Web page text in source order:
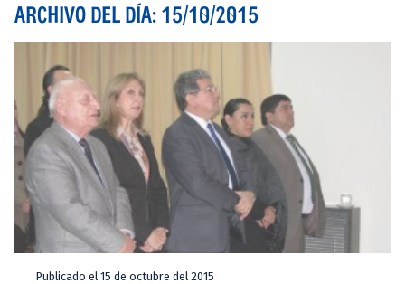
ARCHIVO DEL DÍA: 15/10/2015
Publicado el 15 de octubre del 2015